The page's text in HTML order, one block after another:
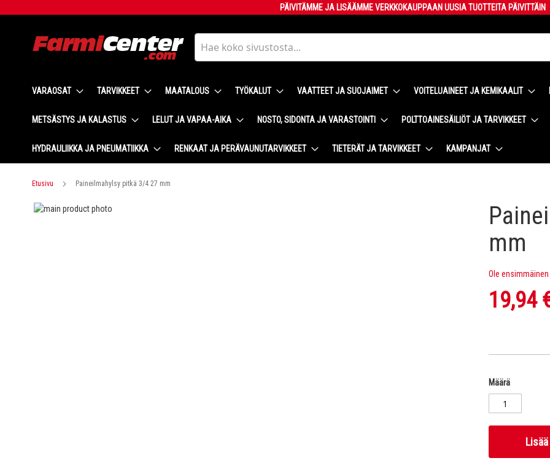
to
PÄIVITÄMME JA LISÄÄMME VERKKOKAUPPAAN UUSIA TUOTTEITA PÄIVITTÄIN
VARAOSAT TARVIKKEET MAATALOUS TYÖKALUT VAATTEET JA SUOJAIMET VOITELUAINEET JA KEMIKAALIT
METSÄSTYS JA KALASTUS LELUT JA VAPAA-AIKA NOSTO, SIDONTA JA VARASTOINTI POLTTOAINESÄILIÖT JA TARVIKKEET
HYDRAULIIKKA JA PNEUMATIIKKA RENKAAT JA PERÄVAUNUTARVIKKEET TIETERÄT JA TARVIKKEET KAMPANJAT
Etusivu Paineilmahylsy pitkä 3/4 27 mm
Skip
mm
Ole
19,94
Määrä